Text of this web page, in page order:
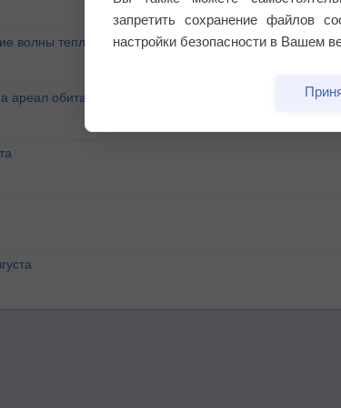
волны тепла
ареал обитания бабочек
запретить сохранение файлов
настройки безопасности в Вашем